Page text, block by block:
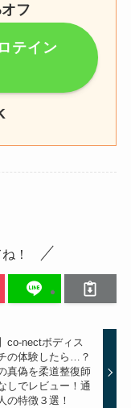
フ
テイン
！
co-nectボディス
の体験したら…？
真偽を柔道整復師
しでレビュー！通
の特徴３選！